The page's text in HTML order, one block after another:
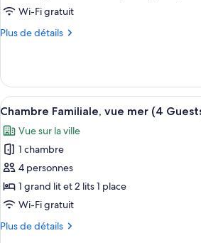
type
chambre :
très
grand
lit
et
1
canapé-
lit,
vue
Wi-Fi gratuit
Plus de détails
Plus
le
type
de
Chambre
Junior,
très
grand
lit
et
1
Afficher
toutes
les
photos
pour
ce
type
chambre :
Minibar,
14
Chambre Familiale, vue mer (4
Vue sur la ville
1 chambre
4 personnes
1 grand lit et 2 lits 1 place
Wi-Fi gratuit
Plus de détails
Plus